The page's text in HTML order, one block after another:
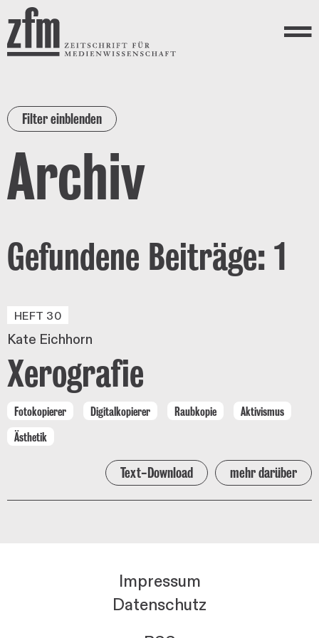
Direkt zum Inhalt
ZEITSCHRIFT FÜR
MEDIENWISSENSCHAFT
Menü
Filter einblenden
Archiv
Gefundene Beiträge: 1
HEFT 30
Kate Eichhorn
Xerografie
Fotokopierer Digitalkopierer Raubkopie
Aktivismus
Ästhetik
Text-Download mehr darüber
Impressum
Datenschutz